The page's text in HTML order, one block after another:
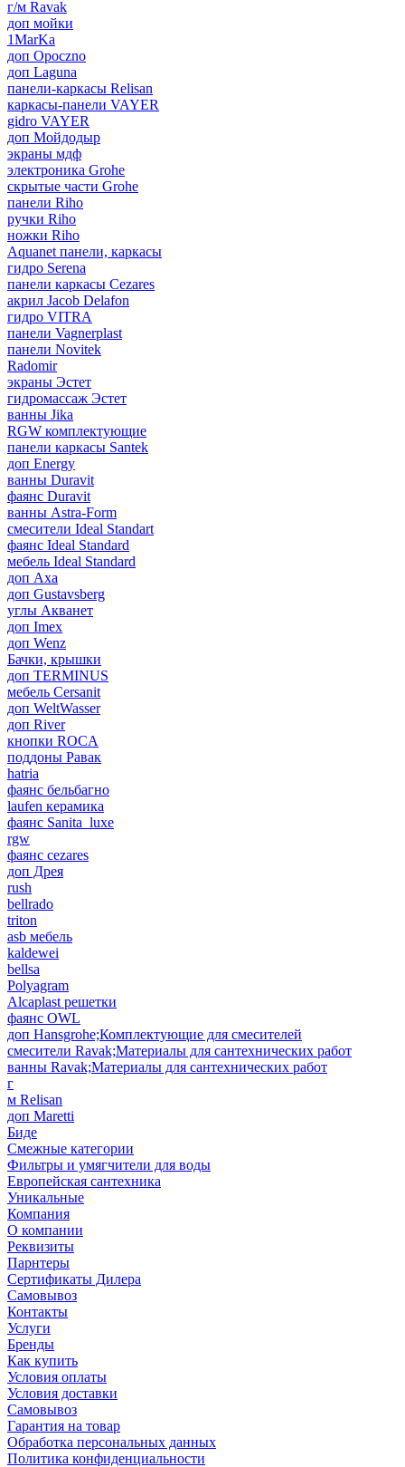
г/м Ravak
доп мойки
1MarKa
доп Opoczno
доп Laguna
панели-каркасы Relisan
каркасы-панели VAYER
gidro VAYER
доп Мойдодыр
экраны мдф
электроника Grohe
скрытые части Grohe
панели Riho
ручки Riho
ножки Riho
Aquanet панели, каркасы
гидро Serena
панели каркасы Cezares
акрил Jacob Delafon
гидро VITRA
панели Vagnerplast
панели Novitek
Radomir
экраны Эстет
гидромассаж Эстет
ванны Jika
RGW комплектующие
панели каркасы Santek
доп Energy
ванны Duravit
фаянс Duravit
ванны Astra-Form
смесители Ideal Standart
фаянс Ideal Standard
мебель Ideal Standard
доп Axa
доп Gustavsberg
углы Акванет
доп Imex
доп Wenz
Бачки, крышки
доп TERMINUS
мебель Cersanit
доп WeltWasser
доп River
кнопки ROCA
поддоны Равак
hatria
фаянс бельбагно
laufen керамика
фаянс Sanita_luxe
rgw
фаянс cezares
доп Дрея
rush
bellrado
triton
asb мебель
kaldewei
bellsa
Polyagram
Alcaplast решетки
фаянс OWL
доп Hansgrohe;Комплектующие для смесителей
смесители Ravak;Материалы для сантехнических работ
ванны Ravak;Материалы для сантехнических работ
г
м Relisan
доп Maretti
Биде
Смежные категории
Фильтры и умягчители для воды
Европейская сантехника
Уникальные
Компания
О компании
Реквизиты
Парнтеры
Сертификаты Дилера
Самовывоз
Контакты
Услуги
Бренды
Как купить
Условия оплаты
Условия доставки
Самовывоз
Гарантия на товар
Обработка персональных данных
Политика конфиденциальности